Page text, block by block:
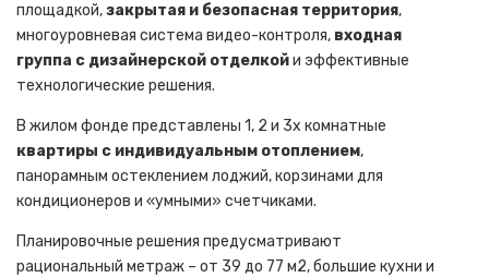
площадкой,закрытая и безопасная территория,
многоуровневая система видео-контроля, входная
группа с дизайнерской отделкойи эффективные
технологические решения.
В жилом фонде представлены 1, 2 и 3х комнатные
квартиры с индивидуальным отоплением,
панорамным остеклением лоджий, корзинами для
кондиционеров и «умными» счетчиками.
Планировочные решения предусматривают
рациональный метраж – от 39 до 77 м2, большие кухни и